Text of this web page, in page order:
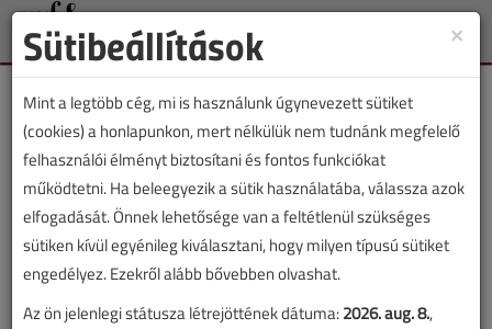
Toggle
Épületgépész Forma-1,
újabb futamok a
Construmán
×
Sütibeállítások
Mint a legtöbb cég, mi is használunk úgynevezett sütiket
(cookies) a honlapunkon, mert nélkülük nem tudnánk megfelelő
felhasználói élményt biztosítani és fontos funkciókat
működtetni. Ha beleegyezik a sütik használatába, válassza azok
elfogadását. Önnek lehetősége van a feltétlenül szükséges
sütiken kívül egyénileg kiválasztani, hogy milyen típusú sütiket
engedélyez. Ezekről alább bővebben olvashat.
Az ön jelenlegi státusza létrejöttének dátuma:2026. aug. 8.,